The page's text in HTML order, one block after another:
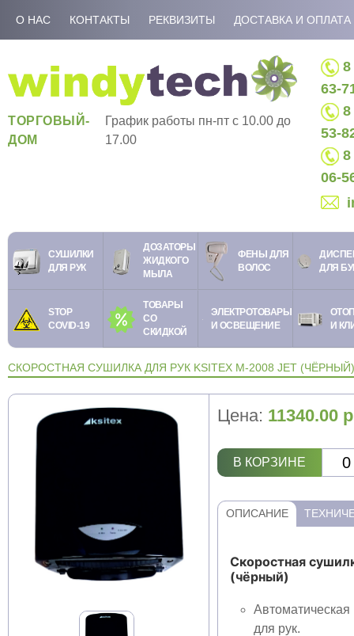
О НАС КОНТАКТЫ РЕКВИЗИТЫ ДОСТАВКА И ОПЛАТА
ТОРГОВЫЙ-
ДОМ
График работы пн-пт c 10.00 до
17.00
8
63-
8
53-
8
06-
СУШИЛКИ
ДЛЯ РУК
ДОЗАТОРЫ
ЖИДКОГО
МЫЛА
ФЕНЫ ДЛЯ
ВОЛОС
ДЛЯ
STOP
COVID-19
ТОВАРЫ
СО
СКИДКОЙ
ЭЛЕКТРОТОВАРЫ
И ОСВЕЩЕНИЕ
И
СКОРОСТНАЯ СУШИЛКА ДЛЯ РУК KSITEX M-2008 JET (ЧЁРНЫЙ)
Цена: 11340.00
В КОРЗИНЕ
ОПИСАНИЕ
Скоростная
(чёрный)
для рук.